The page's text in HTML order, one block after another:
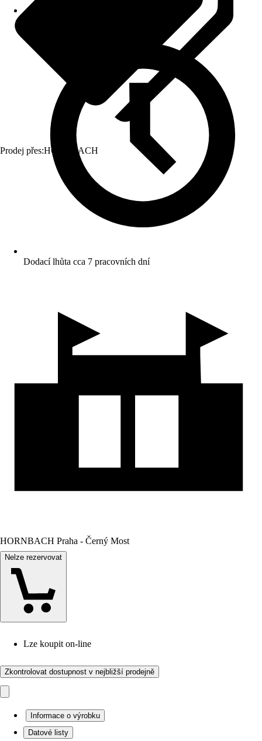
Prodej přes:HORNBACH
Dodací lhůta cca 7 pracovních dní
HORNBACH Praha - Černý Most
Nelze rezervovat
Lze koupit on-line
Zkontrolovat dostupnost v nejbližší prodejně
Informace o výrobku
Datové listy